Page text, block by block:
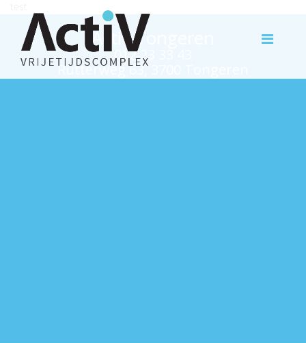
Activ Tongeren
012 23 33 43
Rutterweg 63, 3700 Tongeren